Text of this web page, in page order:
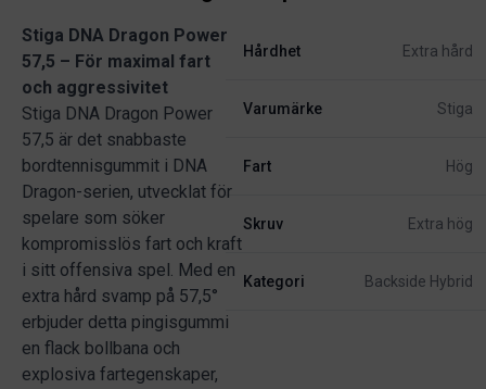
Stiga DNA Dragon Power
57,5 – För maximal fart
och aggressivitet
Stiga DNA Dragon Power
57,5 är det snabbaste
bordtennisgummit i DNA
Dragon-serien, utvecklat för
spelare som söker
kompromisslös fart och kraft
i sitt offensiva spel. Med en
extra hård svamp på 57,5°
erbjuder detta pingisgummi
en flack bollbana och
explosiva fartegenskaper,
Hårdhet Extra hård
Varumärke Stiga
Fart Hög
Skruv Extra hög
Kategori Backside Hybrid